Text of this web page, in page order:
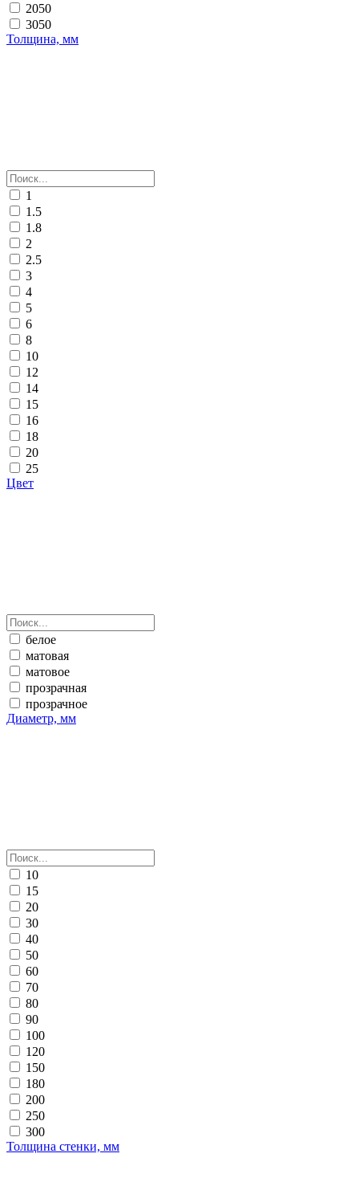
2050
3050
Толщина, мм
1
1.5
1.8
2
2.5
3
4
5
6
8
10
12
14
15
16
18
20
25
Цвет
белое
матовая
матовое
прозрачная
прозрачное
Диаметр, мм
10
15
20
30
40
50
60
70
80
90
100
120
150
180
200
250
300
Толщина стенки, мм